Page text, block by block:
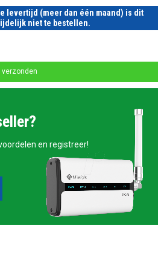
levertijd (meer dan één maand) is dit
niet te bestellen.
verzonden
en registreer!